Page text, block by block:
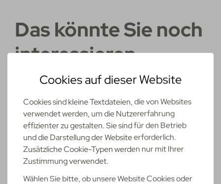
Das könnte Sie noch
interessieren
Cookies auf dieser Website
Cookies sind kleine Textdateien, die von Websites
verwendet werden, um die Nutzererfahrung
effizienter zu gestalten. Sie sind für den Betrieb
und die Darstellung der Website erforderlich.
Zusätzliche Cookie-Typen werden nur mit Ihrer
Zustimmung verwendet.
Wählen Sie bitte, ob unsere Website Cookies oder